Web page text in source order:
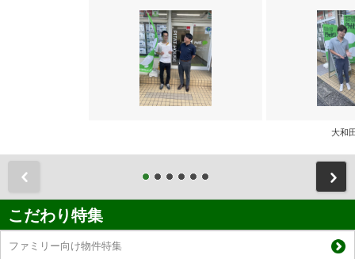
大和
こだわり特集
ファミリー向け物件特集